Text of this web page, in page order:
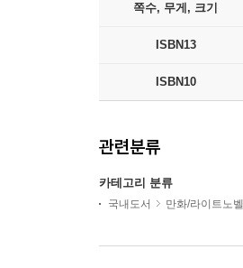
쪽수, 무게, 크기
ISBN13
ISBN10
관련분류
카테고리 분류
국내도서 만화/라이트노벨